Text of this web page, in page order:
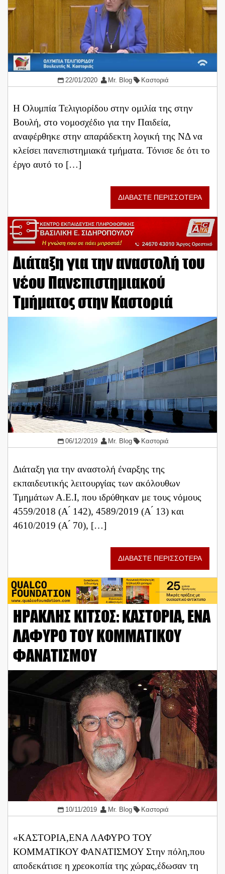
22/01/2020 Mr. Blog Καστοριά
Η Ολυμπία Τελιγιορίδου στην ομιλία της στην
Βουλή, στο νομοσχέδιο για την Παιδεία,
αναφέρθηκε στην απαράδεκτη λογική της ΝΔ να
κλείσει πανεπιστημιακά τμήματα. Τόνισε δε ότι το
έργο αυτό το […]
ΔΙΑΒΑΣΤΕ ΠΕΡΙΣΣΟΤΕΡΑ
Διάταξη για την αναστολή του
νέου Πανεπιστημιακού
Τμήματος στην Καστοριά
06/12/2019 Mr. Blog Καστοριά
Διάταξη για την αναστολή έναρξης της
εκπαιδευτικής λειτουργίας των ακόλουθων
Τμημάτων Α.Ε.Ι, που ιδρύθηκαν με τους νόμους
4559/2018 (Α ́ 142), 4589/2019 (Α ́ 13) και
4610/2019 (Α ́ 70), […]
ΔΙΑΒΑΣΤΕ ΠΕΡΙΣΣΟΤΕΡΑ
ΗΡΑΚΛΗΣ ΚΙΤΣΟΣ: ΚΑΣΤΟΡΙΑ, ΕΝΑ
ΛΑΦΥΡΟ ΤΟΥ ΚΟΜΜΑΤΙΚΟΥ
ΦΑΝΑΤΙΣΜΟΥ
10/11/2019 Mr. Blog Καστοριά
«ΚΑΣΤΟΡΙΑ,ΕΝΑ ΛΑΦΥΡΟ ΤΟΥ
ΚΟΜΜΑΤΙΚΟΥ ΦΑΝΑΤΙΣΜΟΥ Στην πόλη,που
αποδεκάτισε η χρεοκοπία της χώρας,έδωσαν τη